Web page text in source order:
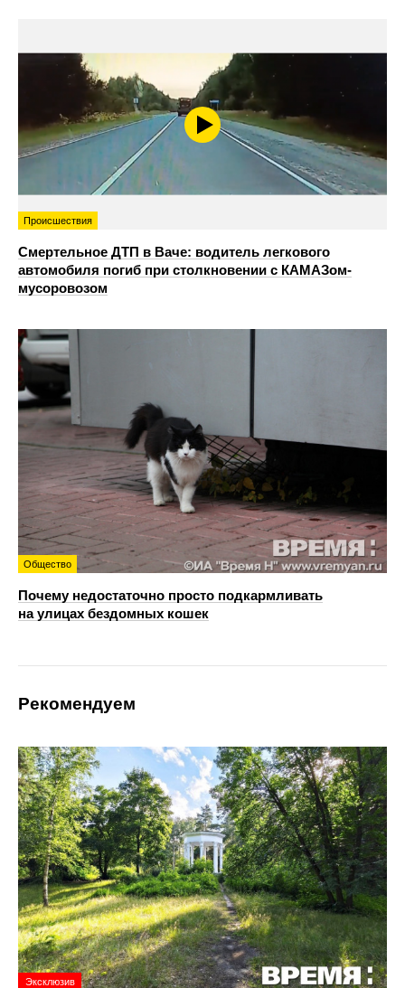
Происшествия
Смертельное ДТП в Ваче: водитель легкового
автомобиля погиб при столкновении с КАМАЗом-
мусоровозом
Общество
Почему недостаточно просто подкармливать
на улицах бездомных кошек
Рекомендуем
Эксклюзив